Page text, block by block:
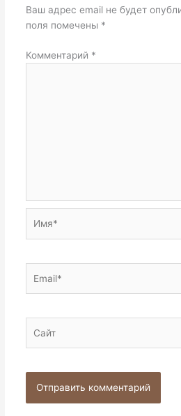
Ваш адрес email не будет
поля помечены *
Комментарий *